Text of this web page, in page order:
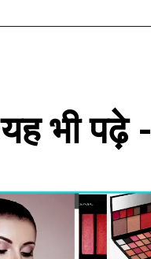
यह भी पढ़े -